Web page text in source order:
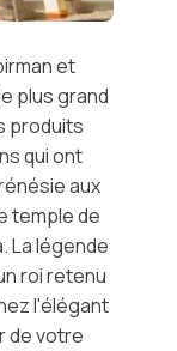
et
plus grand
produits
qui ont
aux
temple de
La légende
roi retenu
l'élégant
de votre